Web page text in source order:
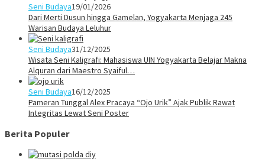
Seni Budaya19/01/2026
Dari Merti Dusun hingga Gamelan, Yogyakarta Menjaga 245
Warisan Budaya Leluhur
Seni Budaya31/12/2025
Wisata Seni Kaligrafi: Mahasiswa UIN Yogyakarta Belajar Makna
Alquran dari Maestro Syaiful…
Seni Budaya16/12/2025
Pameran Tunggal Alex Pracaya “Ojo Urik” Ajak Publik Rawat
Integritas Lewat Seni Poster
Berita Populer